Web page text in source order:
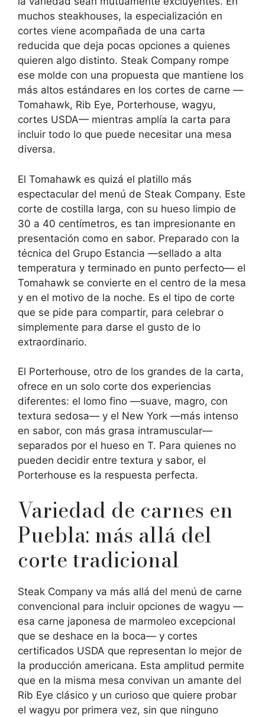
muchos steakhouses, la especialización en
cortes viene acompañada de una carta
reducida que deja pocas opciones a quienes
quieren algo distinto. Steak Company rompe
ese molde con una propuesta que mantiene los
más altos estándares en los cortes de carne —
Tomahawk, Rib Eye, Porterhouse, wagyu,
cortes USDA— mientras amplía la carta para
incluir todo lo que puede necesitar una mesa
diversa.
El Tomahawk es quizá el platillo más
espectacular del menú de Steak Company. Este
corte de costilla larga, con su hueso limpio de
30 a 40 centímetros, es tan impresionante en
presentación como en sabor. Preparado con la
técnica del Grupo Estancia —sellado a alta
temperatura y terminado en punto perfecto— el
Tomahawk se convierte en el centro de la mesa
y en el motivo de la noche. Es el tipo de corte
que se pide para compartir, para celebrar o
simplemente para darse el gusto de lo
extraordinario.
El Porterhouse, otro de los grandes de la carta,
ofrece en un solo corte dos experiencias
diferentes: el lomo fino —suave, magro, con
textura sedosa— y el New York —más intenso
en sabor, con más grasa intramuscular—
separados por el hueso en T. Para quienes no
pueden decidir entre textura y sabor, el
Porterhouse es la respuesta perfecta.
Variedad de carnes en
Puebla: más allá del
corte tradicional
Steak Company va más allá del menú de carne
convencional para incluir opciones de wagyu —
esa carne japonesa de marmoleo excepcional
que se deshace en la boca— y cortes
certificados USDA que representan lo mejor de
la producción americana. Esta amplitud permite
que en la misma mesa convivan un amante del
Rib Eye clásico y un curioso que quiere probar
el wagyu por primera vez, sin que ninguno